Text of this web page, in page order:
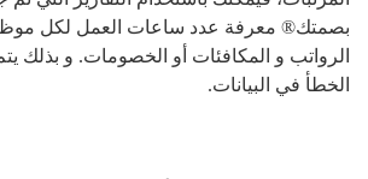
بصمتك® معرفة عدد ساعات العمل لكل
الرواتب و المكافئات أو الخصومات. و بذلك يتم
الخطأ في البيانات.